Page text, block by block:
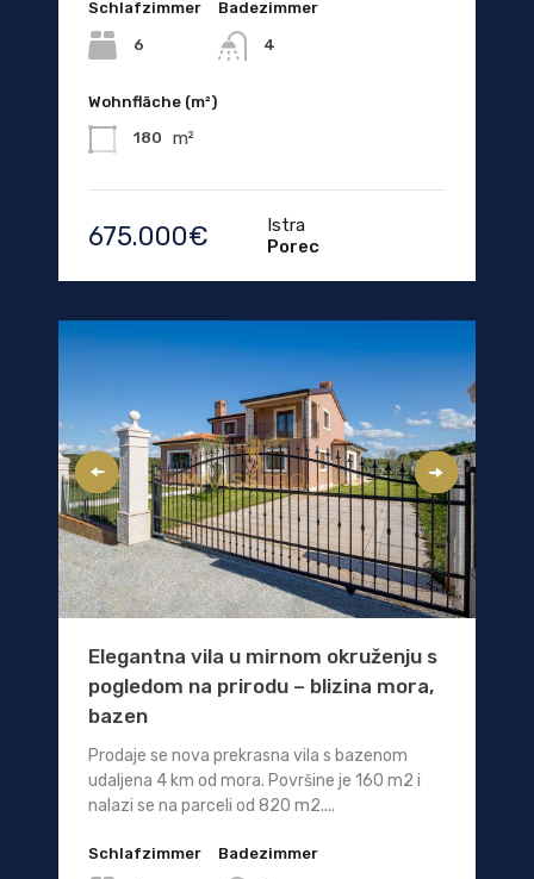
Schlafzimmer
6
Badezimmer
4
Wohnfläche (m²)
180 m²
675.000€
Istra
Porec
Elegantna vila u mirnom okruženju s
pogledom na prirodu – blizina mora,
bazen
Prodaje se nova prekrasna vila s bazenom
udaljena 4 km od mora. Površine je 160 m2 i
nalazi se na parceli od 820 m2....
Schlafzimmer Badezimmer